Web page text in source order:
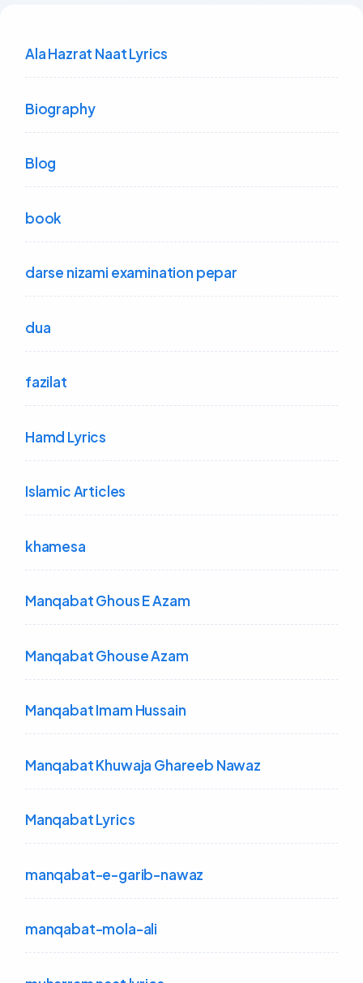
Ala Hazrat Naat Lyrics
Biography
Blog
book
darse nizami examination pepar
dua
fazilat
Hamd Lyrics
Islamic Articles
khamesa
Manqabat Ghous E Azam
Manqabat Ghouse Azam
Manqabat Imam Hussain
Manqabat Khuwaja Ghareeb Nawaz
Manqabat Lyrics
manqabat-e-garib-nawaz
manqabat-mola-ali